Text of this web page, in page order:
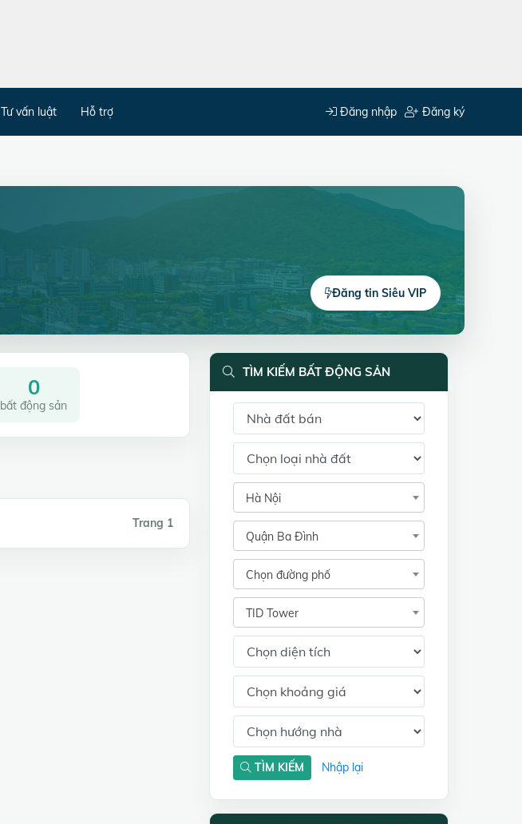
Tư vấn luật Hỗ trợ Đăng nhập Đăng ký
Đăng tin Siêu VIP
0
bất động sản
Trang 1
TÌM KIẾM BẤT ĐỘNG SẢN
Hà Nội
Quận Ba Đình
Chọn đường phố
TID Tower
TÌM KIẾM Nhập lại